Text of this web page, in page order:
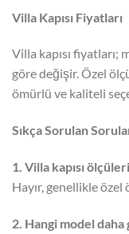
Villa Kapısı Fiyatları
Villa kapısı fiyatları;
göre değişir. Özel
ömürlü ve kaliteli
Sıkça Sorulan
1. Villa kapısı
Hayır, genellikle
2. Hangi model